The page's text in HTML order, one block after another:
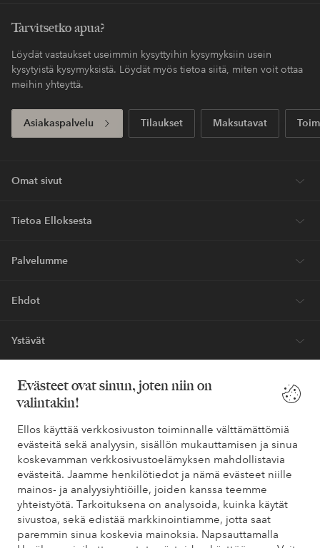
Evästeet ovat sinun, joten niin on
valintakin!
Ellos käyttää verkkosivuston toiminnalle välttämättömiä
evästeitä sekä analyysin, sisällön mukauttamisen ja sinua
koskevamman verkkosivustoelämyksen mahdollistavia
evästeitä. Jaamme henkilötiedot ja nämä evästeet niille
mainos- ja analyysiyhtiöille, joiden kanssa teemme
yhteistyötä. Tarkoituksena on analysoida, kuinka käytät
sivustoa, sekä edistää markkinointiamme, jotta saat
paremmin sinua koskevia mainoksia. Napsauttamalla
Tarvitsetko apua?
Löydät vastaukset useimmin kysyttyihin kysymyksiin usein
kysytyistä kysymyksistä. Löydät myös tietoa siitä, miten voit ottaa
meihin yhteyttä.
Asiakaspalvelu Tilaukset Maksutavat
Omat sivut
Tietoa Elloksesta
Palvelumme
Ehdot
Ystävät
Turvalliset maksut – maksa nyt tai erissä
elpy elpy
Suomi - Valitse maa